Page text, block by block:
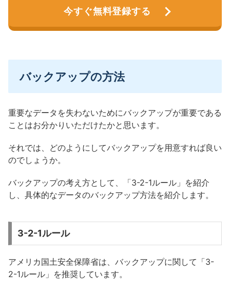
今すぐ無料登録する
バックアップの方法
重要なデータを失わないためにバックアップが重要である
ことはお分かりいただけたかと思います。
それでは、どのようにしてバックアップを用意すれば良い
のでしょうか。
バックアップの考え方として、「3-2-1ルール」を紹介
し、具体的なデータのバックアップ方法を紹介します。
3-2-1ルール
アメリカ国土安全保障省は、バックアップに関して「3-
2-1ルール」を推奨しています。